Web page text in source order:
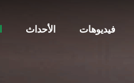
الأحداث فيديوهات